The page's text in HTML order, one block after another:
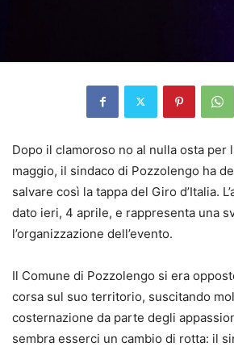
Dopo il clamoroso no al nulla osta per
maggio, il sindaco di Pozzolengo ha
salvare così la tappa del Giro d’Italia.
dato ieri, 4 aprile, e rappresenta una
l’organizzazione dell’evento.
Il Comune di Pozzolengo si era
corsa sul suo territorio, suscitando
costernazione da parte degli
sembra esserci un cambio di rotta: il